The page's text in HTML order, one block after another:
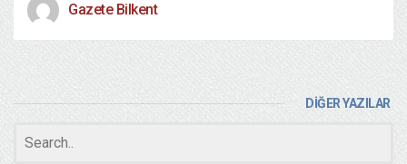
Gazete Bilkent
DİĞER YAZILAR